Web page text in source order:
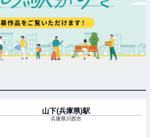
山下(兵庫県)駅
兵庫県川西市